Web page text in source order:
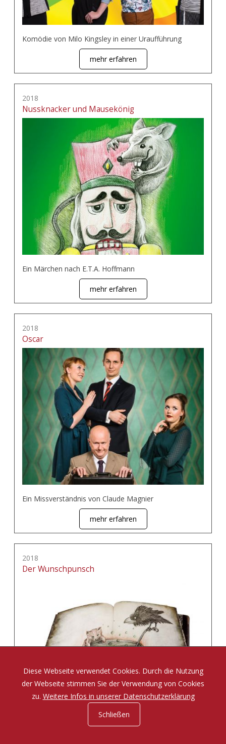
Komödie von Milo Kingsley in einer Uraufführung
mehr erfahren
2018
Nussknacker und Mausekönig
Ein Märchen nach E.T.A. Hoffmann
mehr erfahren
2018
Oscar
Ein Missverständnis von Claude Magnier
mehr erfahren
2018
Der Wunschpunsch
Eine Zauberposse von Michael Ende
Diese Webseite verwendet Cookies. Durch die Nutzung
der Webseite stimmen Sie der Verwendung von Cookies
zu. Weitere Infos in unserer Datenschutzerklärung
Schließen